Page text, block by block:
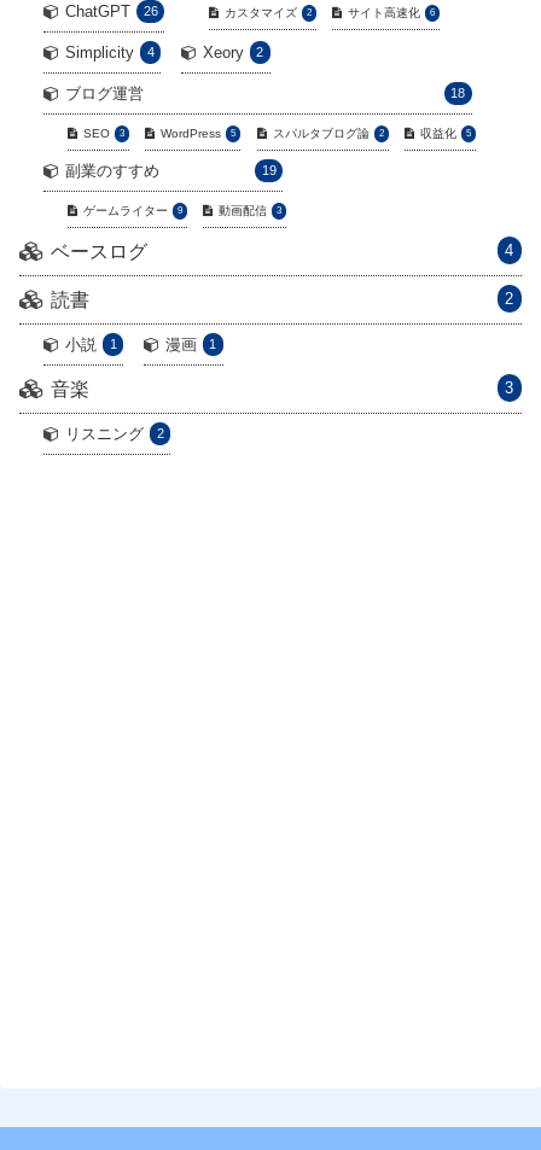
ChatGPT 26 カスタマイズ 2 サイト高速化 6
Simplicity 4 Xeory 2
ブログ運営 18
SEO 3 WordPress 5 スパルタブログ論 2 収益化 5
副業のすすめ 19
ゲームライター 9 動画配信 3
ベースログ 4
読書 2
小説 1 漫画 1
音楽 3
リスニング 2